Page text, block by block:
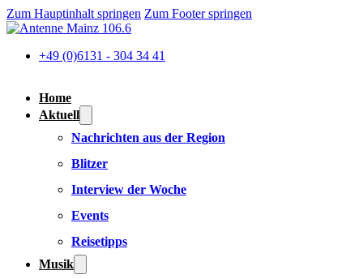
Zum Hauptinhalt springen Zum Footer springen
+49 (0)6131 - 304 34 41
Home
Aktuell
Nachrichten aus der Region
Blitzer
Interview der Woche
Events
Reisetipps
Musik